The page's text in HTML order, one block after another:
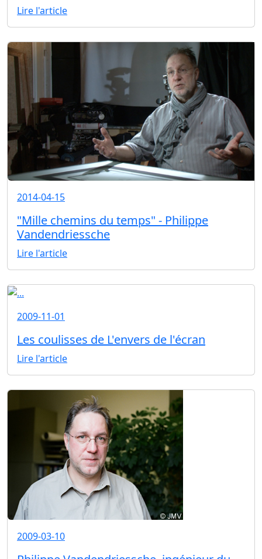
Lire l'article
2014-04-15
"Mille chemins du temps" - Philippe
Vandendriessche
Lire l'article
2009-11-01
Les coulisses de L'envers de l'écran
Lire l'article
2009-03-10